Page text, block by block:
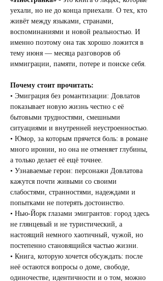
уехали, но не до конца приехали. О тех, кто
живёт между языками, странами,
воспоминаниями и новой реальностью. И
именно поэтому она так хорошо ложится в
тему июня — месяца разговоров об
иммиграции, памяти, потере и поиске себя.
Почему стоит прочитать:
• Эмиграция без романтизации: Довлатов
показывает новую жизнь честно с её
бытовыми трудностями, смешными
ситуациями и внутренней неустроенностью.
• Юмор, за которым прячется боль: в романе
много иронии, но она не отменяет глубины,
а только делает её ещё точнее.
• Узнаваемые герои: персонажи Довлатова
кажутся почти живыми со своими
слабостями, странностями, надеждами и
попытками не потерять достоинство.
• Нью-Йорк глазами эмигрантов: город здесь
не глянцевый и не туристический, а
настоящий немного хаотичный, чужой, но
постепенно становящийся частью жизни.
• Книга, которую хочется обсуждать: после
неё остаются вопросы о доме, свободе,
одиночестве, идентичности и о том, можно